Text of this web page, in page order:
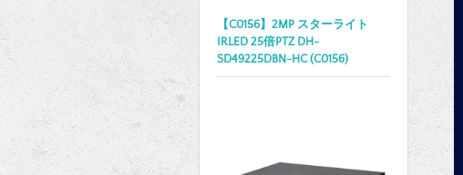
【C0156】2MP スターライト
IRLED 25倍PTZ DH-
SD49225DBN-HC (C0156)